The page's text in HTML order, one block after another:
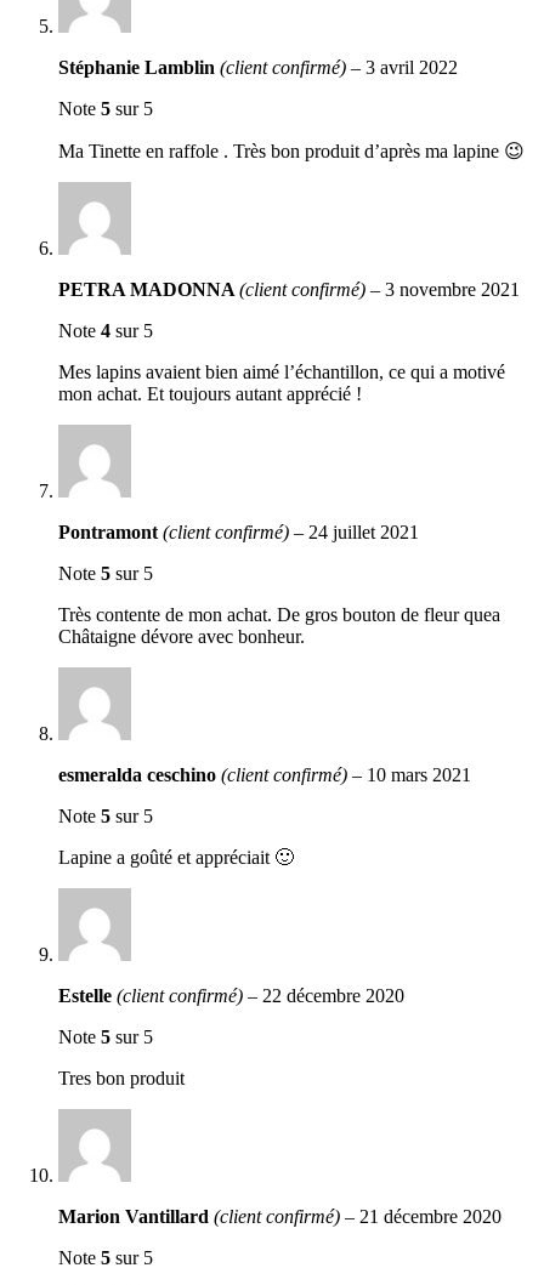
Stéphanie Lamblin (client confirmé) – 3 avril 2022
Note 5 sur 5
Ma Tinette en raffole . Très bon produit d’après ma lapine 😉
PETRA MADONNA (client confirmé) – 3 novembre 2021
Note 4 sur 5
Mes lapins avaient bien aimé l’échantillon, ce qui a motivé
mon achat. Et toujours autant apprécié !
Pontramont (client confirmé) – 24 juillet 2021
Note 5 sur 5
Très contente de mon achat. De gros bouton de fleur quea
Châtaigne dévore avec bonheur.
esmeralda ceschino (client confirmé) – 10 mars 2021
Note 5 sur 5
Lapine a goûté et appréciait 🙂
Estelle (client confirmé) – 22 décembre 2020
Note 5 sur 5
Tres bon produit
Marion Vantillard (client confirmé) – 21 décembre 2020
Note 5 sur 5